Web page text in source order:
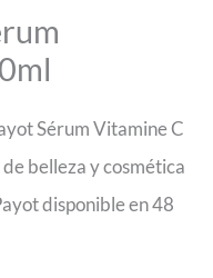
Sérum Vitamine C
belleza y cosmética
disponible en 48